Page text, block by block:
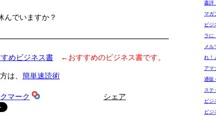
でいますか？
めビジネス書 ←おすすめのビジネス書です。
は、 簡単速読術
シェア
書評
マガ
ビジ
ラに
メ
れ！
アマ
通販
ステ
ビジ
ビジ